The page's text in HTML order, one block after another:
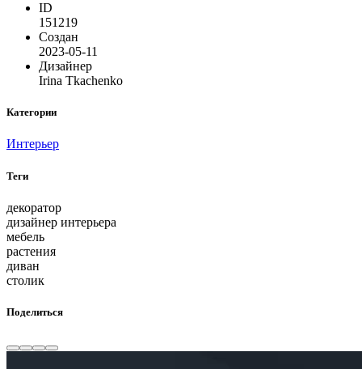
ID
151219
Создан
2023-05-11
Дизайнер
Irina Tkachenko
Категории
Интерьер
Теги
декоратор
дизайнер интерьера
мебель
растения
диван
столик
Поделиться